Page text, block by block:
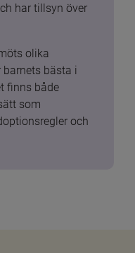
har tillsyn över
olika
barnets bästa i
finns både
som
och